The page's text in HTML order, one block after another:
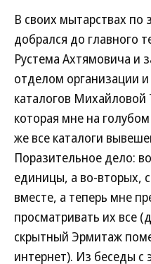
В своих мытарствах по
добрался до главного
Рустема Ахтямовича и
отделом организации
каталогов
которая мне на
же все каталоги
Поразительное дело:
единицы, а во-вторых,
вместе, а теперь мне
просматривать их все
скрытный Эрмитаж
интернет). Из беседы с